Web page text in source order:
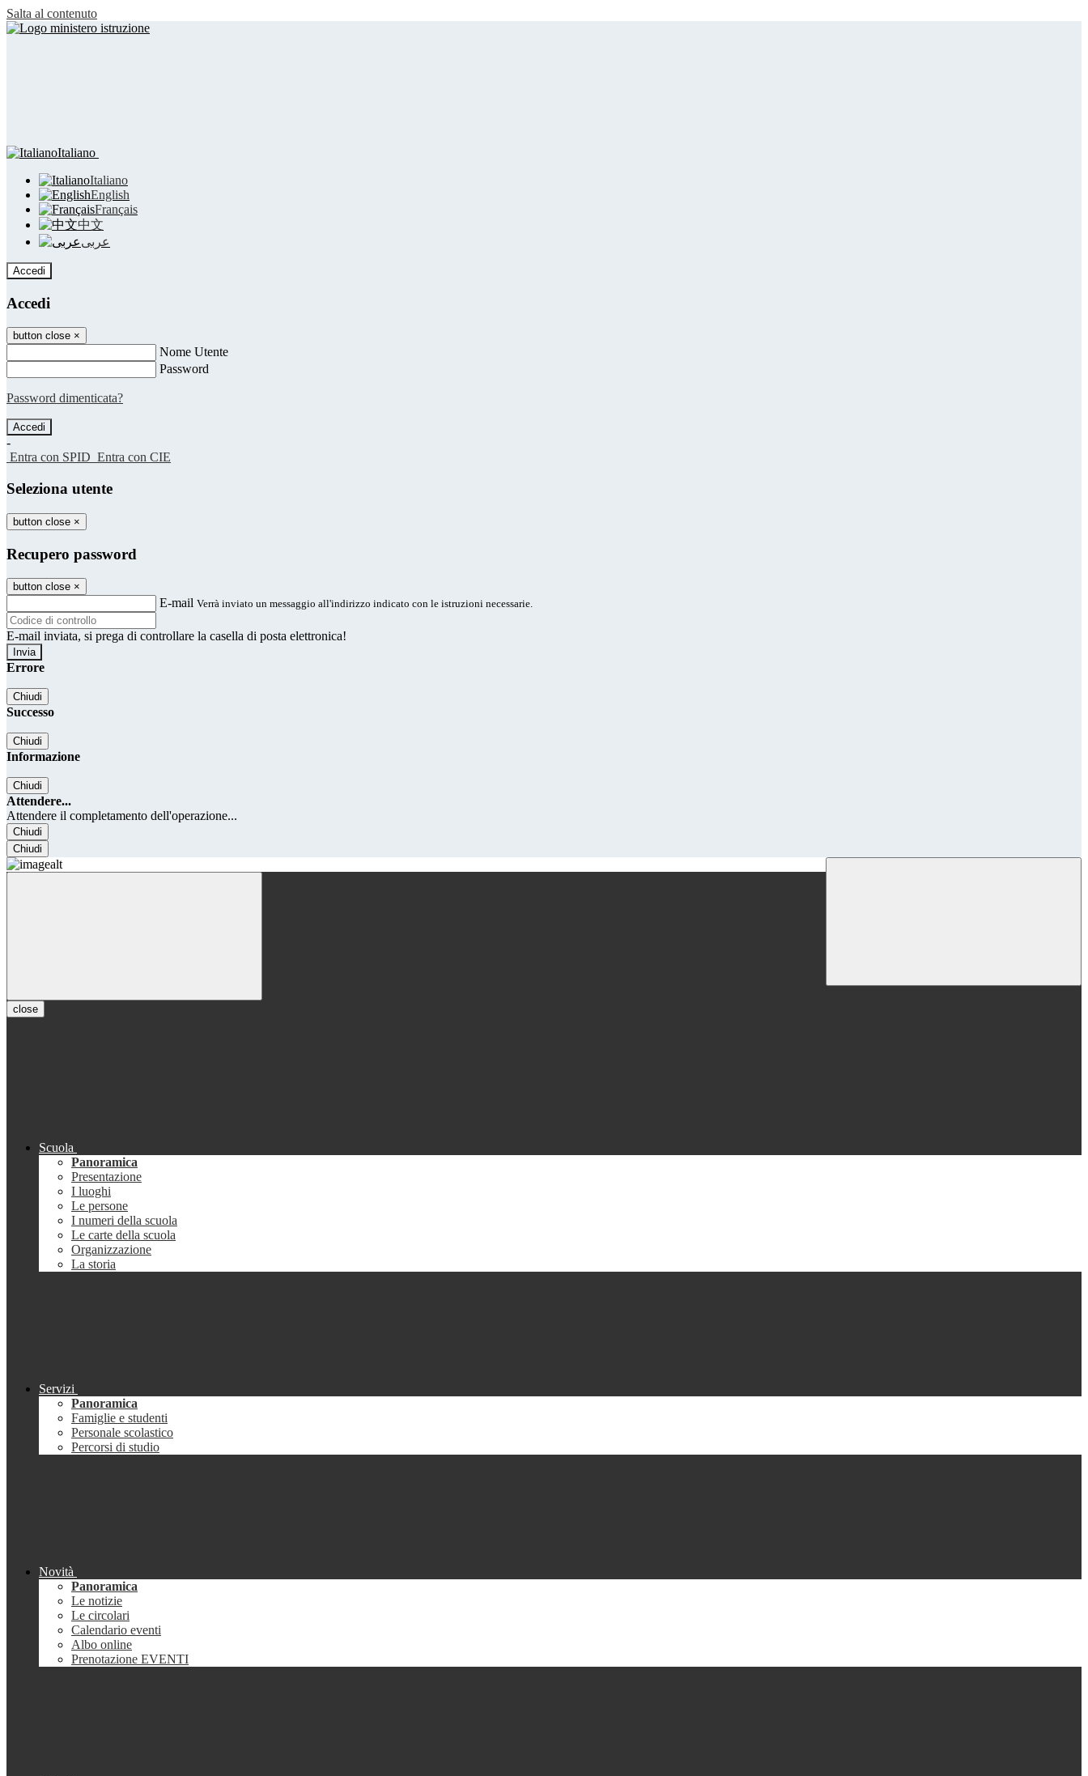
Salta al contenuto
Italiano
Italiano
English
Français
中文
عربى
Accedi
Accedi
button close ×
Nome Utente
Password
Password dimenticata?
-
Entra con SPID Entra con CIE
Seleziona utente
button close ×
Recupero password
button close ×
E-mail Verrà inviato un messaggio all'indirizzo indicato con le istruzioni necessarie.
E-mail inviata, si prega di controllare la casella di posta elettronica!
Errore
Chiudi
Successo
Chiudi
Informazione
Chiudi
Attendere...
Attendere il completamento dell'operazione...
Chiudi
Chiudi
close
Scuola
Panoramica
Presentazione
I luoghi
Le persone
I numeri della scuola
Le carte della scuola
Organizzazione
La storia
Servizi
Panoramica
Famiglie e studenti
Personale scolastico
Percorsi di studio
Novità
Panoramica
Le notizie
Le circolari
Calendario eventi
Albo online
Prenotazione EVENTI